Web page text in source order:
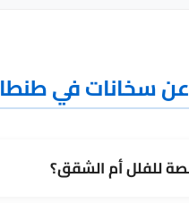
عن سخانات في طنطا